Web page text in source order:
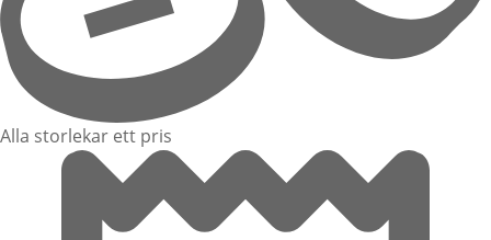
Alla storlekar ett pris